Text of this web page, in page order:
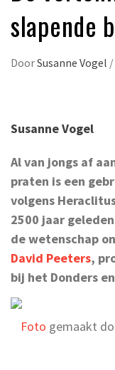
slapende
DoorSusanne Vogel /
Susanne Vogel
Al van jongs af
praten is een
volgens
2500 jaar
de wetenschap
David Peeters,
bij het Donders
Foto gemaakt